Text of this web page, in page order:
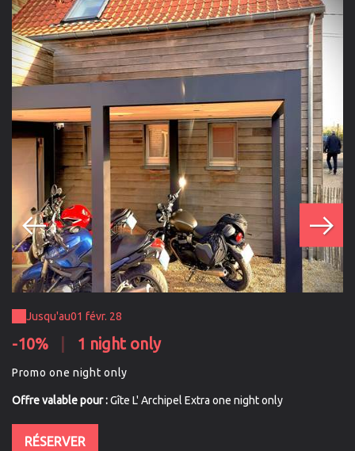
Jusqu'au01 févr. 28
-10% 1 night only
Promo one night only
Offre valable pour :Gîte L' Archipel Extra one night only
RÉSERVER